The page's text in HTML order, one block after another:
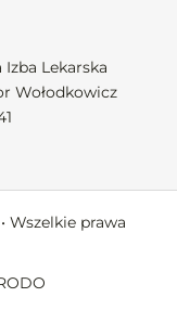
Lekarska
Wołodkowicz
Wszelkie prawa